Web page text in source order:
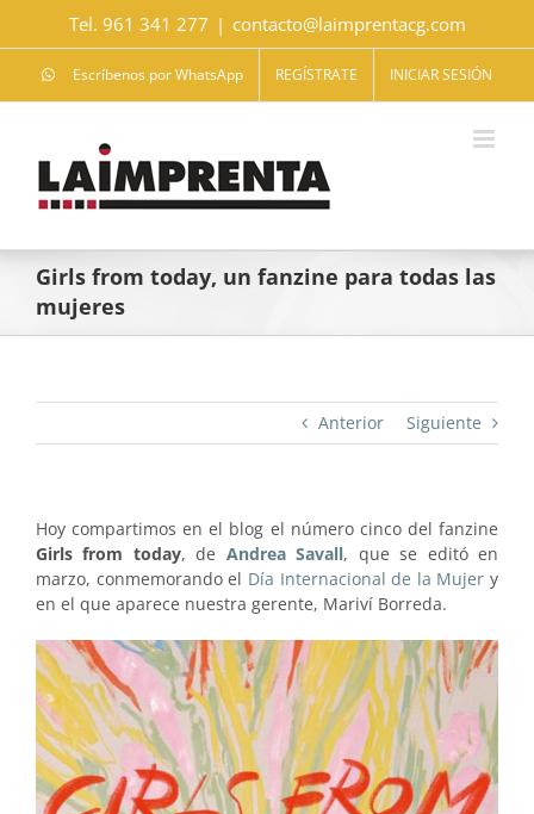
Tel. 961 341 277 | contacto@laimprentacg.com
Escríbenos por WhatsApp REGÍSTRATE INICIAR SESIÓN
Girls from today, un fanzine para todas las
mujeres
Anterior Siguiente
Hoy compartimos en el blog el número cinco del fanzine
Girls from today, de Andrea Savall, que se editó en
marzo, conmemorando el Día Internacional de la Mujer y
en el que aparece nuestra gerente, Mariví Borreda.